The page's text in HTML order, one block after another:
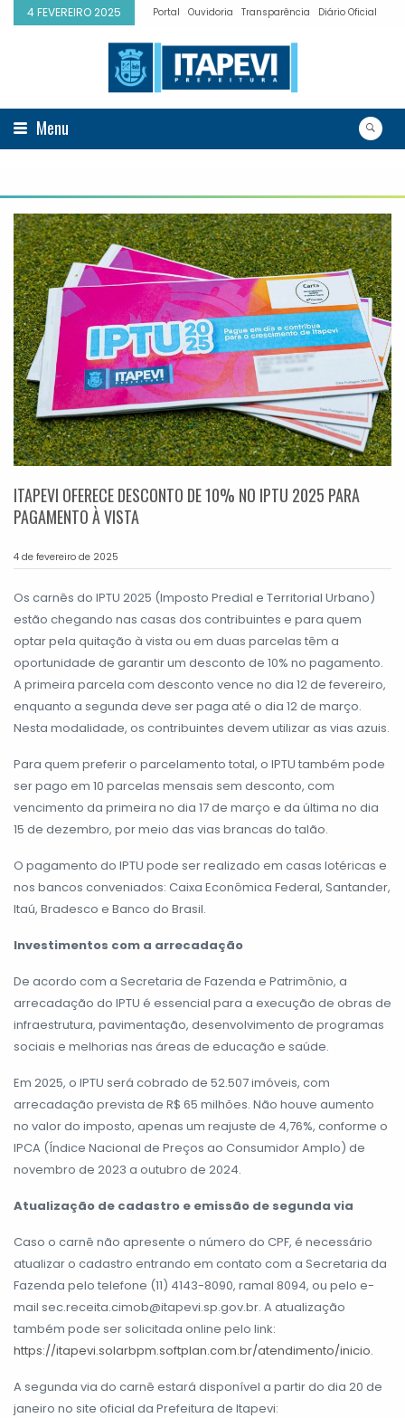
4 FEVEREIRO 2025 Portal Ouvidoria Transparência Diário Oficial
Menu
ITAPEVI OFERECE DESCONTO DE 10% NO IPTU 2025 PARA
PAGAMENTO À VISTA
4 de fevereiro de 2025
Os carnês do IPTU 2025 (Imposto Predial e Territorial Urbano)
estão chegando nas casas dos contribuintes e para quem
optar pela quitação à vista ou em duas parcelas têm a
oportunidade de garantir um desconto de 10% no pagamento.
A primeira parcela com desconto vence no dia 12 de fevereiro,
enquanto a segunda deve ser paga até o dia 12 de março.
Nesta modalidade, os contribuintes devem utilizar as vias azuis.
Para quem preferir o parcelamento total, o IPTU também pode
ser pago em 10 parcelas mensais sem desconto, com
vencimento da primeira no dia 17 de março e da última no dia
15 de dezembro, por meio das vias brancas do talão.
O pagamento do IPTU pode ser realizado em casas lotéricas e
nos bancos conveniados: Caixa Econômica Federal, Santander,
Itaú, Bradesco e Banco do Brasil.
Investimentos com a arrecadação
De acordo com a Secretaria de Fazenda e Patrimônio, a
arrecadação do IPTU é essencial para a execução de obras de
infraestrutura, pavimentação, desenvolvimento de programas
sociais e melhorias nas áreas de educação e saúde.
Em 2025, o IPTU será cobrado de 52.507 imóveis, com
arrecadação prevista de R$ 65 milhões. Não houve aumento
no valor do imposto, apenas um reajuste de 4,76%, conforme o
IPCA (Índice Nacional de Preços ao Consumidor Amplo) de
novembro de 2023 a outubro de 2024.
Atualização de cadastro e emissão de segunda via
Caso o carnê não apresente o número do CPF, é necessário
atualizar o cadastro entrando em contato com a Secretaria da
Fazenda pelo telefone (11) 4143-8090, ramal 8094, ou pelo e-
mail sec.receita.cimob@itapevi.sp.gov.br. A atualização
também pode ser solicitada online pelo link:
https://itapevi.solarbpm.softplan.com.br/atendimento/inicio.
A segunda via do carnê estará disponível a partir do dia 20 de
janeiro no site oficial da Prefeitura de Itapevi: